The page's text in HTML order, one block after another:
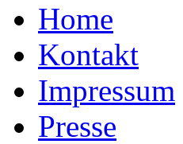
Home
Kontakt
Impressum
Presse